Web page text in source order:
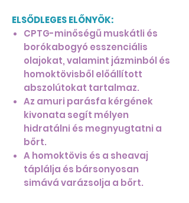
ELSŐDLEGES ELŐNYÖK:
CPTG-minőségű muskátli és
borókabogyó esszenciális
olajokat, valamint jázminból és
homoktövisből előállított
abszolútokat tartalmaz.
Az amuri parásfa kérgének
kivonata segít mélyen
hidratálni és megnyugtatni a
bőrt.
A homoktövis és a sheavaj
táplálja és bársonyosan
simává varázsolja a bőrt.